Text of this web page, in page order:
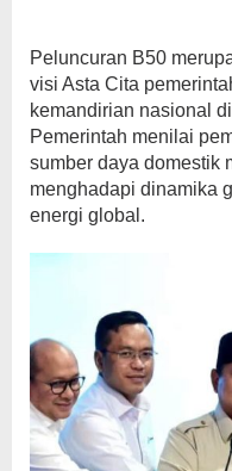
Peluncuran B50
visi Asta Cita
kemandirian nasional
Pemerintah menilai
sumber daya domestik
menghadapi dinamika
energi global.